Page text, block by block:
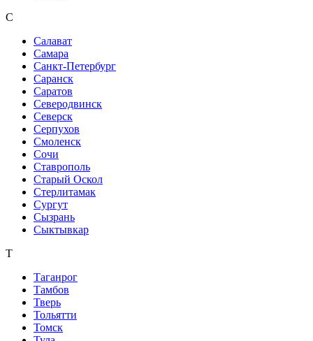
С
Салават
Самара
Санкт-Петербург
Саранск
Саратов
Северодвинск
Северск
Серпухов
Смоленск
Сочи
Ставрополь
Старый Оскол
Стерлитамак
Сургут
Сызрань
Сыктывкар
Т
Таганрог
Тамбов
Тверь
Тольятти
Томск